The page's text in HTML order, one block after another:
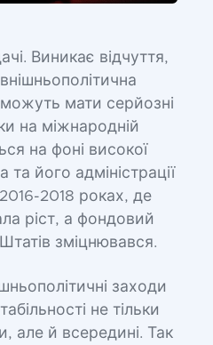
Виникає відчуття,
мати серйозні
на міжнародній
на фоні високої
та його адміністрації
2018 роках, де
ріст, а фондовий
зміцнювався.
заходи
не тільки
але й всередині. Так